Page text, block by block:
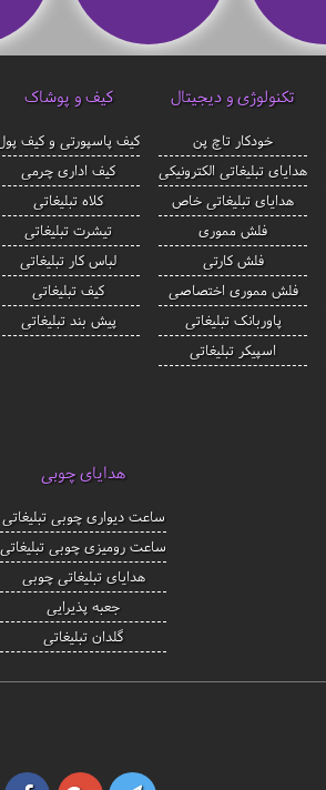
تکنولوژی و دیجیتال
خودکار تاچ پن
هدایای تبلیغاتی الکترونیکی
هدایای تبلیغاتی خاص
فلش مموری
فلش کارتی
فلش مموری اختصاصی
پاوربانک تبلیغاتی
اسپیکر تبلیغاتی
کیف و پوشاک
کیف پاسپورتی و کیف
کیف اداری چرمی
کلاه تبلیغاتی
تیشرت تبلیغاتی
لباس کار تبلیغاتی
کیف تبلیغاتی
پیش بند تبلیغاتی
هدایای چوبی
ساعت دیواری چوبی تبلیغاتی
ساعت رومیزی چوبی تبلیغاتی
هدایای تبلیغاتی چوبی
جعبه پذیرایی
گلدان تبلیغاتی